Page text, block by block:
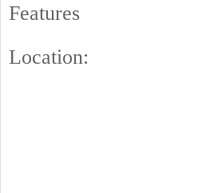
Features
Location: